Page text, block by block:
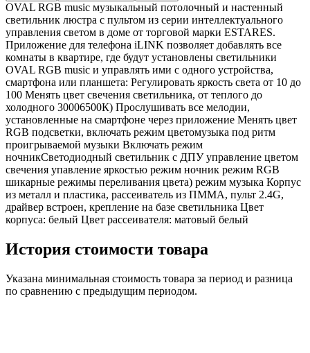
OVAL RGB music музыкальный потолочный и настенный
светильник люстра с пультом из серии интеллектуального
управления светом в доме от торговой марки ESTARES.
Приложение для телефона iLINK позволяет добавлять все
комнаты в квартире, где будут установлены светильники
OVAL RGB music и управлять ими с одного устройства,
смартфона или планшета: Регулировать яркость света от 10 до
100 Менять цвет свечения светильника, от теплого до
холодного 30006500К) Прослушивать все мелодии,
установленные на смартфоне через приложение Менять цвет
RGB подсветки, включать режим цветомузыка под ритм
проигрываемой музыки Включать режим
ночникСветодиодный светильник с ДПУ управление цветом
свечения упавление яркостью режим ночник режим RGB
шикарные режимы переливания цвета) режим музыка Корпус
из металл и пластика, рассеиватель из ПММА, пульт 2.4G,
драйвер встроен, крепление на базе светильника Цвет
корпуса: белый Цвет рассеивателя: матовый белый
История стоимости товара
Указана минимальная стоимость товара за период и разница
по сравнению с предыдущим периодом.